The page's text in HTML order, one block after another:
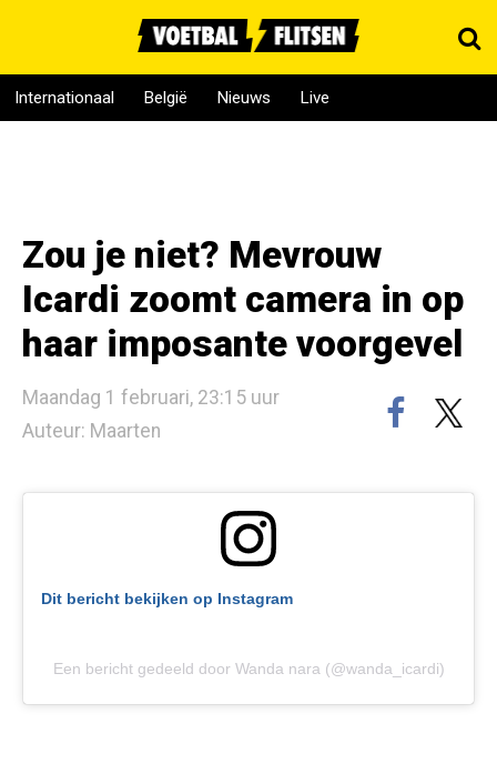
Internationaal België Nieuws Live
Zou je niet? Mevrouw
Icardi zoomt camera in op
haar imposante voorgevel
Maandag 1 februari, 23:15 uur
Auteur: Maarten
Dit bericht bekijken op Instagram
Een bericht gedeeld door Wanda nara (@wanda_icardi)